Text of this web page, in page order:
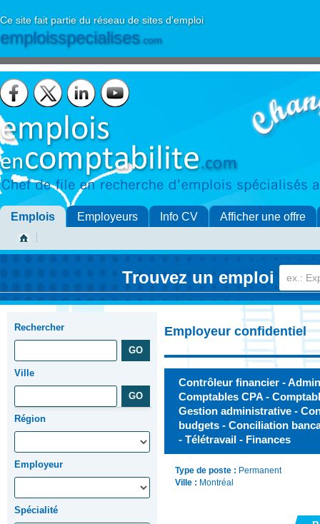
Ce site fait partie du réseau de sites d'emploi
emploisspecialises.com
Emplois Employeurs Info CV Afficher une offre
Trouvez un emploi
Rechercher
Ville
Région
Employeur
Spécialité
Employeur confidentiel
Contrôleur financier -
Comptables CPA -
Gestion administrative -
budgets - Conciliation
- Télétravail - Finances
Type de poste : Permanent
Ville : Montréal